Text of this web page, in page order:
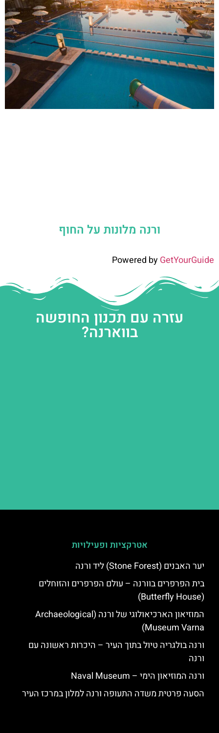
ורנה מלונות על החוף
Powered byGetYourGuide
עזרה עם תכנון החופשה
בווארנה?
אטרקציות ופעילויות
יער האבנים (Stone Forest) ליד ורנה
בית הפרפרים בוורנה – עולם הפרפרים והזוחלים
(Butterfly House)
המוזיאון הארכיאולוגי של ורנה (Archaeological
Museum Varna)
ורנה בולגריה טיול בתוך העיר – היכרות ראשונה עם
ורנה
ורנה המוזיאון הימי – Naval Museum
הסעה פרטית משדה התעופה ורנה למלון במרכז העיר